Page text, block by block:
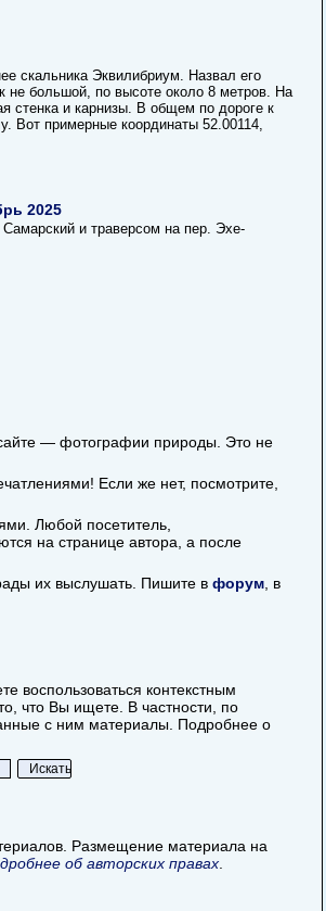
скальника Эквилибриум. Назвал его
не большой, по высоте около 8 метров. На
стенка и карнизы. В общем по дороге к
Вот примерные координаты 52.00114,
2025
и траверсом на пер. Эхе-
— фотографии природы. Это не
Если же нет, посмотрите,
Любой посетитель,
на странице автора, а после
их выслушать. Пишите вфорум , в
воспользоваться контекстным
что Вы ищете. В частности, по
с ним материалы. Подробнее о
Размещение материала на
об авторских правах